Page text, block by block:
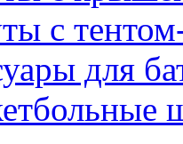
с
для